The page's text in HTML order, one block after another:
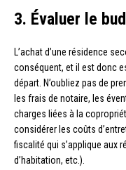
3. Évaluer le
L’achat d’une résidence
conséquent, et il est donc
départ. N’oubliez pas de
les frais de notaire, les
charges liées à la
considérer les coûts
fiscalité qui s’applique aux
d’habitation, etc.).